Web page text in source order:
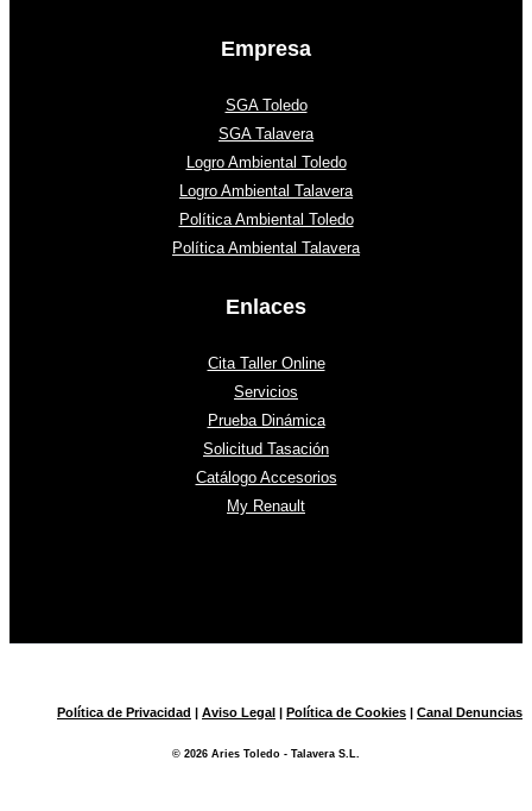
Empresa
SGA Toledo
SGA Talavera
Logro Ambiental Toledo
Logro Ambiental Talavera
Política Ambiental Toledo
Política Ambiental Talavera
Enlaces
Cita Taller Online
Servicios
Prueba Dinámica
Solicitud Tasación
Catálogo Accesorios
My Renault
Política de Privacidad | Aviso Legal | Política de Cookies | Canal Denuncias
© 2026 Aries Toledo - Talavera S.L.